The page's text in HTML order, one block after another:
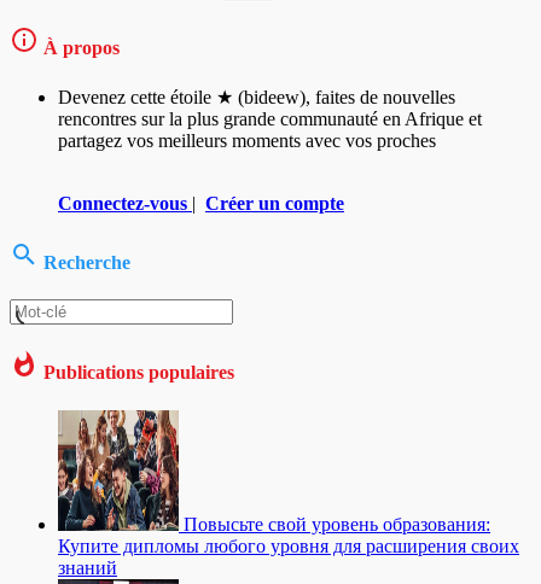
À propos
Devenez cette étoile ★ (bideew), faites de nouvelles
rencontres sur la plus grande communauté en Afrique et
partagez vos meilleurs moments avec vos proches
Connectez-vous | Créer un compte
Recherche
Publications populaires
Повысьте свой уровень образования:
Купите дипломы любого уровня для расширения своих
знаний